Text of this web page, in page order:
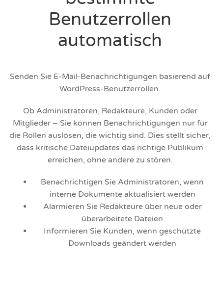
Benutzerrollen
automatisch
Senden Sie E-Mail-Benachrichtigungen basierend auf
WordPress-Benutzerrollen.
Ob Administratoren, Redakteure, Kunden oder
Mitglieder – Sie können Benachrichtigungen nur für
die Rollen auslösen, die wichtig sind. Dies stellt sicher,
dass kritische Dateiupdates das richtige Publikum
erreichen, ohne andere zu stören.
Benachrichtigen Sie Administratoren, wenn
interne Dokumente aktualisiert werden
Alarmieren Sie Redakteure über neue oder
überarbeitete Dateien
Informieren Sie Kunden, wenn geschützte
Downloads geändert werden